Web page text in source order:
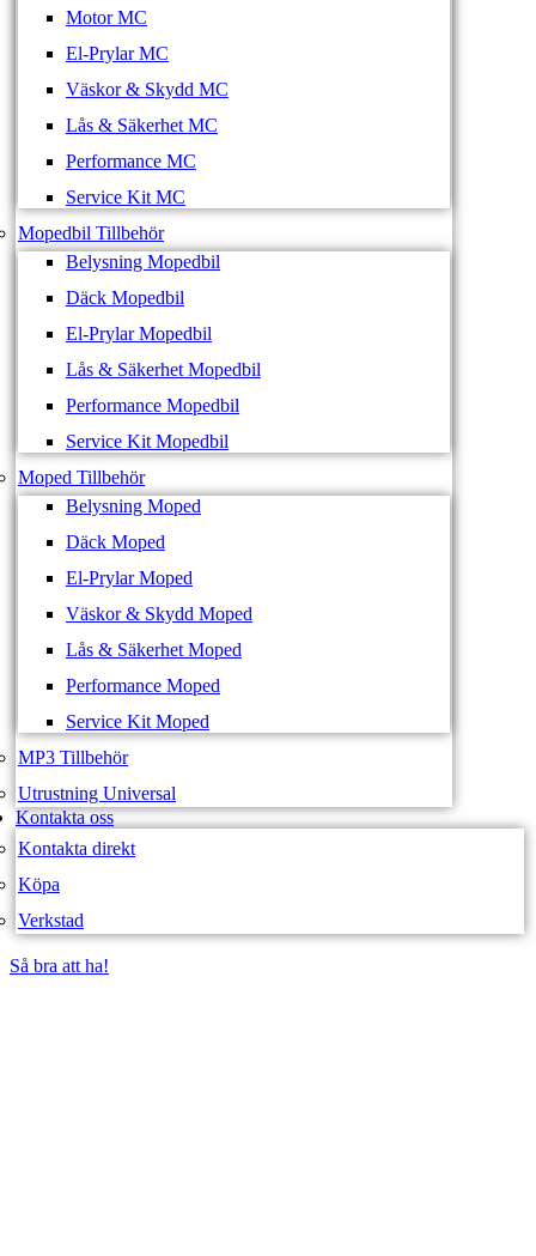
Motor MC
El-Prylar MC
Väskor & Skydd MC
Lås & Säkerhet MC
Performance MC
Service Kit MC
Mopedbil Tillbehör
Belysning Mopedbil
Däck Mopedbil
El-Prylar Mopedbil
Lås & Säkerhet Mopedbil
Performance Mopedbil
Service Kit Mopedbil
Moped Tillbehör
Belysning Moped
Däck Moped
El-Prylar Moped
Väskor & Skydd Moped
Lås & Säkerhet Moped
Performance Moped
Service Kit Moped
MP3 Tillbehör
Utrustning Universal
Kontakta oss
Kontakta direkt
Köpa
Verkstad
Så bra att ha!